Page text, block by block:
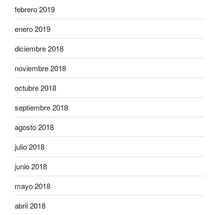
febrero 2019
enero 2019
diciembre 2018
noviembre 2018
octubre 2018
septiembre 2018
agosto 2018
julio 2018
junio 2018
mayo 2018
abril 2018